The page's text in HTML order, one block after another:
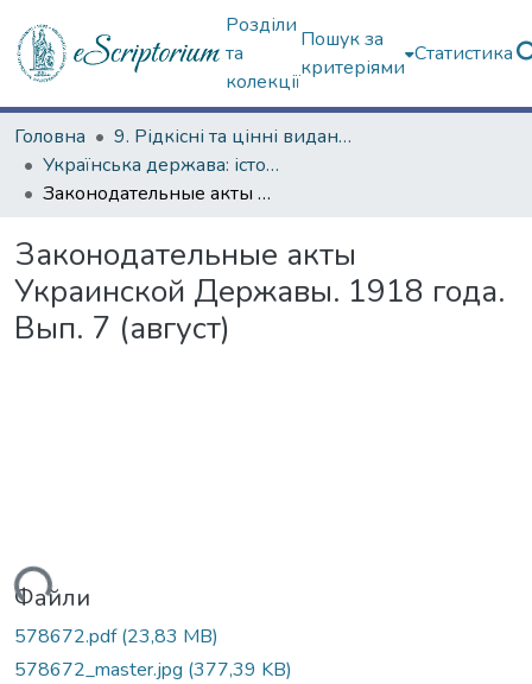
Розділи
та
колекції
Пошук за
критеріями
Статистика
Головна
9. Рідкісні та цінні видання
Українська держава: історичні документи
Законодательные акты Украинской Державы. 1918 года. Вып. 7 (август)
Законодательные акты
Украинской Державы. 1918 года.
Вып. 7 (август)
Файли
578672.pdf(23,83 MB)
578672_master.jpg (377,39 KB)